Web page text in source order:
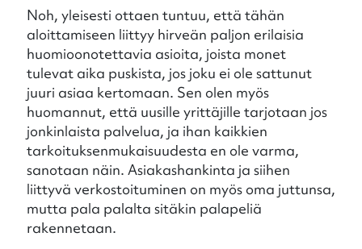
Noh, yleisesti ottaen tuntuu, että tähän
aloittamiseen liittyy hirveän paljon erilaisia
huomioonotettavia asioita, joista monet
tulevat aika puskista, jos joku ei ole sattunut
juuri asiaa kertomaan. Sen olen myös
huomannut, että uusille yrittäjille tarjotaan jos
jonkinlaista palvelua, ja ihan kaikkien
tarkoituksenmukaisuudesta en ole varma,
sanotaan näin. Asiakashankinta ja siihen
liittyvä verkostoituminen on myös oma juttunsa,
mutta pala palalta sitäkin palapeliä
rakennetaan.